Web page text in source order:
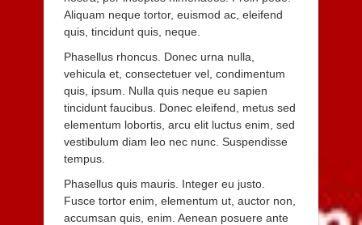
Aliquam neque tortor, euismod ac, eleifend
quis, tincidunt quis, neque.
Phasellus rhoncus. Donec urna nulla,
vehicula et, consectetuer vel, condimentum
quis, ipsum. Nulla quis neque eu sapien
tincidunt faucibus. Donec eleifend, metus sed
elementum lobortis, arcu elit luctus enim, sed
vestibulum diam leo nec nunc. Suspendisse
tempus.
Phasellus quis mauris. Integer eu justo.
Fusce tortor enim, elementum ut, auctor non,
accumsan quis, enim. Aenean posuere ante